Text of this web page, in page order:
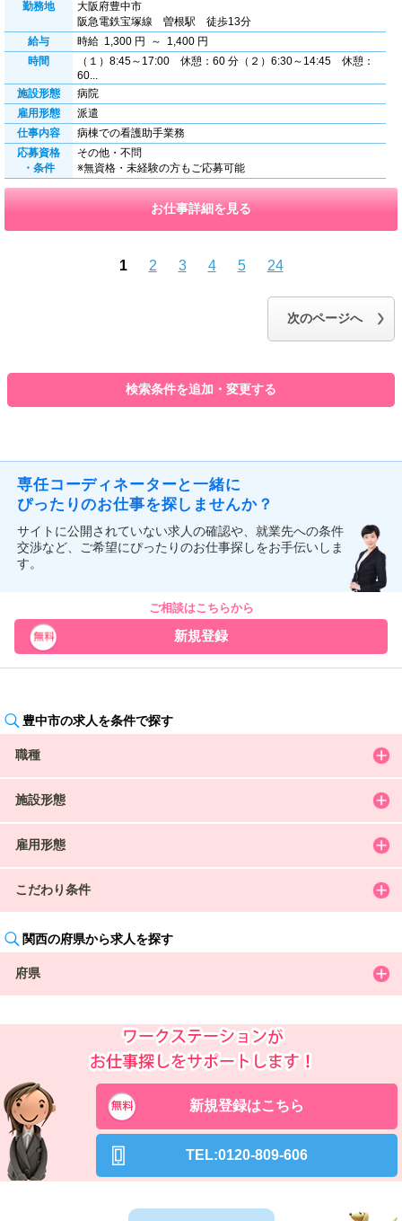
勤務地
大阪府豊中市
阪急電鉄宝塚線 曽根駅 徒歩13分
給与
時給 1,300 円 ～ 1,400 円
時間
（１）8:45～17:00 休憩：60 分（２）6:30～14:45 休憩：
60...
施設形態
病院
雇用形態
派遣
仕事内容
病棟での看護助手業務
応募資格
・条件
その他・不問
※無資格・未経験の方もご応募可能
お仕事詳細を見る
1 2 3 4 5 24
次のページへ
検索条件を追加・変更する
専任コーディネーターと一緒に
ぴったりのお仕事を探しませんか？
サイトに公開されていない求人の確認や、就業先への条件
交渉など、ご希望にぴったりのお仕事探しをお手伝いしま
す。
ご相談はこちらから
新規登録
豊中市の求人を条件で探す
職種
施設形態
雇用形態
こだわり条件
関西の府県から求人を探す
府県
新規登録はこちら
TEL:0120-809-606